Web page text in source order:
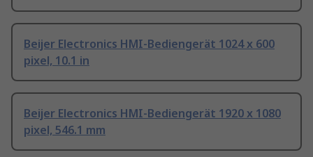
Beijer Electronics HMI-Bediengerät 1024 x 600
pixel, 10.1 in
Beijer Electronics HMI-Bediengerät 1920 x 1080
pixel, 546.1 mm